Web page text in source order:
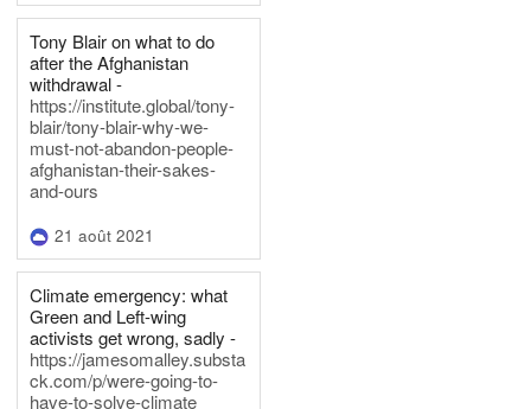
Tony Blair on what to do
after the Afghanistan
withdrawal -
https://institute.global/tony-
blair/tony-blair-why-we-
must-not-abandon-people-
afghanistan-their-sakes-
and-ours
21 août 2021
Climate emergency: what
Green and Left-wing
activists get wrong, sadly -
https://jamesomalley.substa
ck.com/p/were-going-to-
have-to-solve-climate